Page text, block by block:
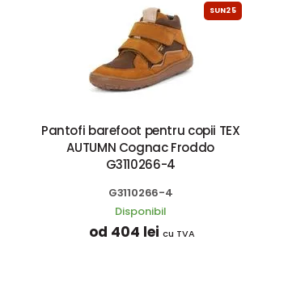
SUN25
Pantofi barefoot pentru copii TEX
AUTUMN Cognac Froddo
G3110266-4
G3110266-4
Disponibil
od 404 lei cu TVA